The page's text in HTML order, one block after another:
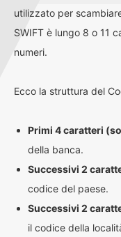
utilizzato per
SWIFT è lungo 8 o 11
numeri.
Ecco la struttura del
Primi 4 caratteri
della banca.
Successivi 2
codice del paese.
Successivi 2
il codice della